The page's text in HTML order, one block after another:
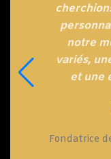
notre
variés,
et une
Fondatrice